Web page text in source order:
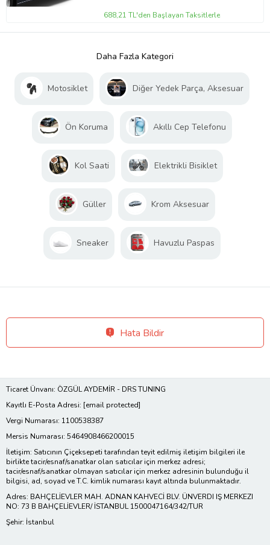
688,21 TL'den Başlayan Taksitlerle
Daha Fazla Kategori
Motosiklet Diğer Yedek Parça, Aksesuar
Ön Koruma Akıllı Cep Telefonu
Kol Saati Elektrikli Bisiklet
Güller Krom Aksesuar
Sneaker Havuzlu Paspas
Hata Bildir
Ticaret Ünvanı: ÖZGÜL AYDEMİR - DRS TUNING
Kayıtlı E-Posta Adresi: [email protected]
Vergi Numarası: 1100538387
Mersis Numarası: 5464908466200015
İletişim: Satıcının Çiçeksepeti tarafından teyit edilmiş iletişim bilgileri ile
birlikte tacir/esnaf/sanatkar olan satıcılar için merkez adresi;
tacir/esnaf/sanatkar olmayan satıcılar için merkez adresinin bulunduğu il
bilgisi, ad, soyad ve T.C. kimlik numarası kayıt altında bulunmaktadır.
Adres: BAHÇELİEVLER MAH. ADNAN KAHVECİ BLV. ÜNVERDI IŞ MERKEZI
NO: 73 B BAHÇELİEVLER/ İSTANBUL 1500047164/342/TUR
Şehir: İstanbul